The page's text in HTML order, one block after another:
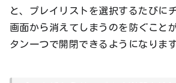
と、プレイリストを選択するたびに
画面から消えてしまうのを防ぐこと
タン一つで開閉できるようになります